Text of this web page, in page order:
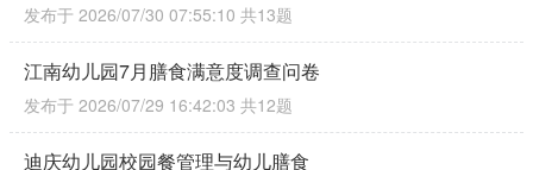
发布于 2026/07/30 07:55:10 共13题
江南幼儿园7月膳食满意度调查问卷
发布于 2026/07/29 16:42:03 共12题
迪庆幼儿园校园餐管理与幼儿膳食